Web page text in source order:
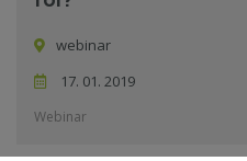
webinar
17. 01. 2019
Webinar